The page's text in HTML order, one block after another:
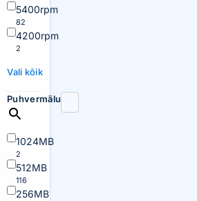
5400rpm
82
4200rpm
2
Vali kõik
Puhvermälu
1024MB
2
512MB
116
256MB